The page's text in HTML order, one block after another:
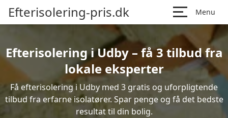
Efterisolering-pris.dk Menu
Efterisolering i Udby – få 3 tilbud fra
lokale eksperter
Få efterisolering i Udby med 3 gratis og uforpligtende
tilbud fra erfarne isolatører. Spar penge og få det bedste
resultat til din bolig.